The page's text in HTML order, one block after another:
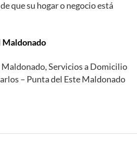
que su hogar o negocio está
Maldonado
Maldonado, Servicios a Domicilio
– Punta del Este Maldonado